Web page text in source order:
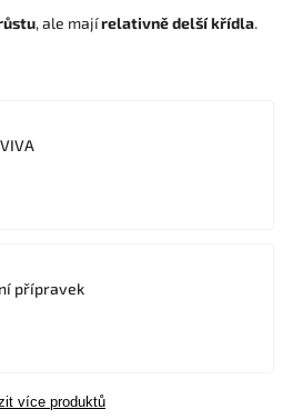
, ale majírelativně delší křídla.
přípravek
více produktů